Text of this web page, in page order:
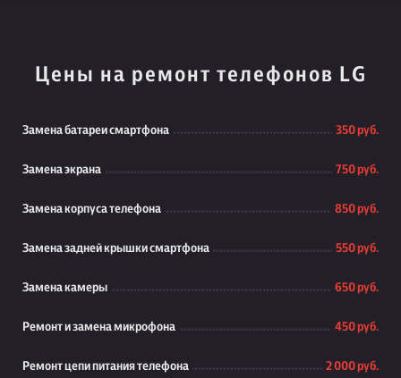
Цены на ремонт телефонов LG
Замена батареи смартфона 350 руб.
Замена экрана 750 руб.
Замена корпуса телефона 850 руб.
Замена задней крышки смартфона 550 руб.
Замена камеры 650 руб.
Ремонт и замена микрофона 450 руб.
Ремонт цепи питания телефона 2 000 руб.